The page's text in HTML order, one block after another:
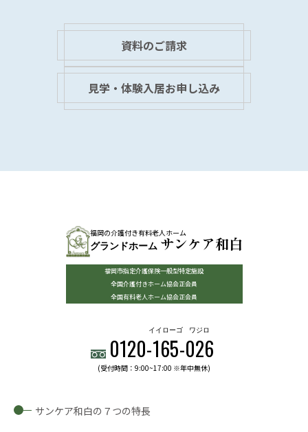
資料のご請求
見学・体験入居お申し込み
福岡の介護付き有料老人ホーム
グランドホーム サンケア和白
福岡市指定介護保険一般型特定施設
全国介護付きホーム協会正会員
全国有料老人ホーム協会正会員
0120-165
イイローゴ
-026
ワジロ
(受付時間：9:00~17:00 ※年中無休)
サンケア和白の７つの特長